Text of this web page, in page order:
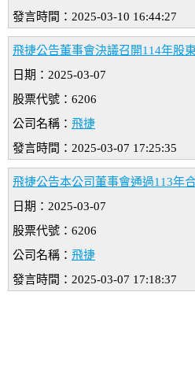
發言時間：2025-03-10 16:44:27
飛捷公告董事會決議召開114年股
日期：2025-03-07
股票代號：6206
公司名稱： 飛捷
發言時間：2025-03-07 17:25:35
飛捷公告本公司董事會通過113年
日期：2025-03-07
股票代號：6206
公司名稱： 飛捷
發言時間：2025-03-07 17:18:37